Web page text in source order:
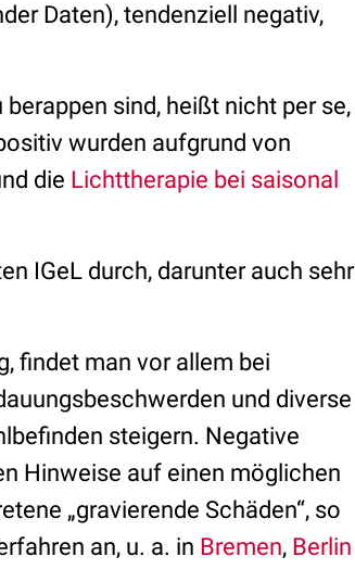
Daten), tendenziell negativ,
sind, heißt nicht per se,
wurden aufgrund von
die Lichttherapie bei saisonal
IGeL durch, darunter auch sehr
findet man vor allem bei
und diverse
steigern. Negative
Hinweise auf einen möglichen
„gravierende Schäden“, so
an, u. a. in Bremen, Berlin